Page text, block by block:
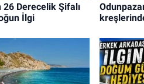
26 Derecelik Şifalı
İlgi